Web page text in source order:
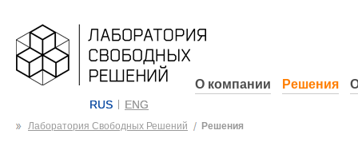
RUS ENG
О компании Решения
Лаборатория Свободных Решений Решения